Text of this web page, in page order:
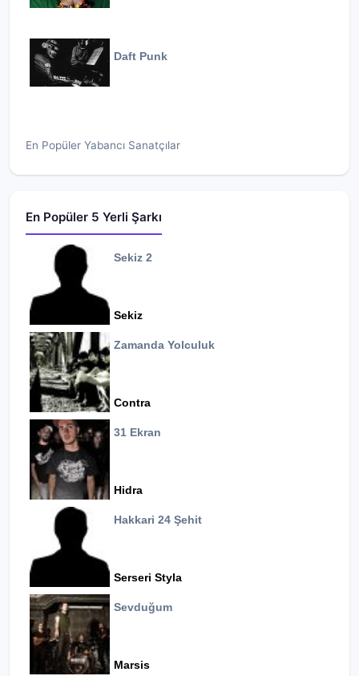
Daft Punk
En Popüler Yabancı Sanatçılar
En Popüler 5 Yerli Şarkı
Sekiz 2
Sekiz
Zamanda Yolculuk
Contra
31 Ekran
Hidra
Hakkari 24 Şehit
Serseri Styla
Sevduğum
Marsis